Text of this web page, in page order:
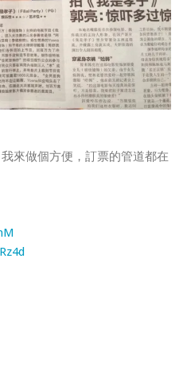
來做個方便，訂票的管道都在